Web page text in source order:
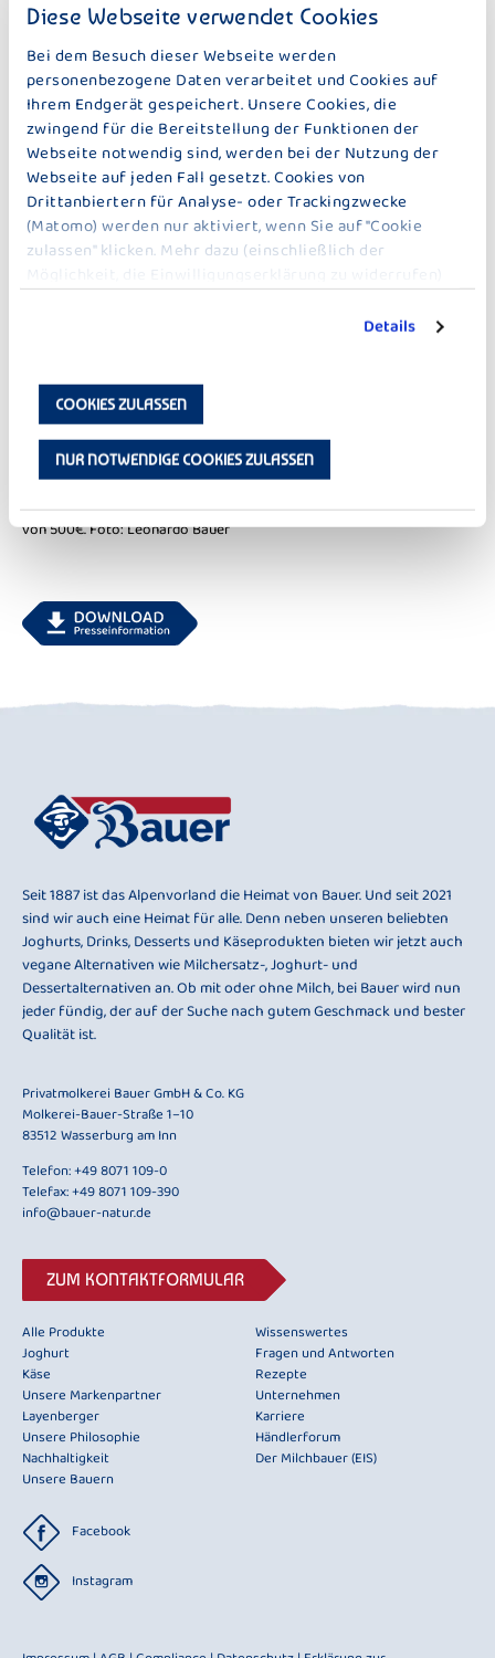
Diese Webseite verwendet Cookies
Bei dem Besuch dieser Webseite werden
personenbezogene Daten verarbeitet und Cookies auf
Ihrem Endgerät gespeichert. Unsere Cookies, die
zwingend für die Bereitstellung der Funktionen der
Webseite notwendig sind, werden bei der Nutzung der
Webseite auf jeden Fall gesetzt. Cookies von
Drittanbiertern für Analyse- oder Trackingzwecke
(Matomo) werden nur aktiviert, wenn Sie auf "Cookie
zulassen" klicken. Mehr dazu (einschließlich der
Möglichkeit, die Einwilligungserklärung zu widerrufen)
Details
COOKIES ZULASSEN
NUR NOTWENDIGE COOKIES ZULASSEN
Sponsoring möchten wir eine unterstützende Umgebung schaffen, in
der junge Talente entdeckt und gefördert werden können. Zusätzlich
möchten wir zeigen, dass uns die Nähe zu den Menschen in unserer
Heimat wichtig ist“, so Markus Bauer.
Markus Bauer (rechts), Sportreferent der Stadt Wasserburg und
Vorsitzender des Aufsichtsrats der Bauer Gruppe, überreichte dem
Eishockey-Nachwuchs des EHC Waldkraiburg „Die Löwen“ e.V. nach
dem „Der Große Bauer Cup“-Finale, mit Freude eine Spende im Wert
von 500€. Foto: Leonardo Bauer
Seit 1887 ist das Alpenvorland die Heimat von Bauer. Und seit 2021
sind wir auch eine Heimat für alle. Denn neben unseren beliebten
Joghurts, Drinks, Desserts und Käseprodukten bieten wir jetzt auch
vegane Alternativen wie Milchersatz-, Joghurt- und
Dessertalternativen an. Ob mit oder ohne Milch, bei Bauer wird nun
jeder fündig, der auf der Suche nach gutem Geschmack und bester
Qualität ist.
Privatmolkerei Bauer GmbH & Co. KG
Molkerei-Bauer-Straße 1–10
83512 Wasserburg am Inn
Telefon:+49 8071 109-0
Telefax: +49 8071 109-390
info@bauer-natur.de
ZUM KONTAKTFORMULAR
Alle Produkte
Joghurt
Käse
Unsere Markenpartner
Layenberger
Unsere Philosophie
Nachhaltigkeit
Unsere Bauern
Wissenswertes
Fragen und Antworten
Rezepte
Unternehmen
Karriere
Händlerforum
Der Milchbauer (EIS)
Facebook
Instagram